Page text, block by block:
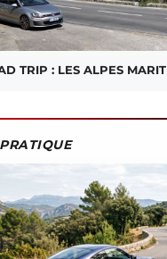
TRIP : LES ALPES